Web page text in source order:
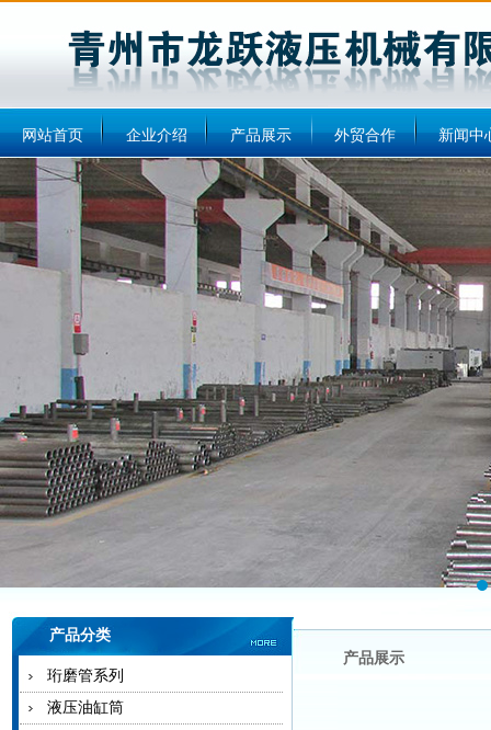
网站首页 企业介绍 产品展示 外贸合作 新闻中
产品分类
珩磨管系列
液压油缸筒
产品展示